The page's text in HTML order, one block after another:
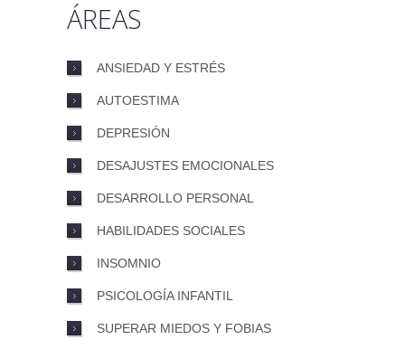
ÁREAS
ANSIEDAD Y ESTRÉS
AUTOESTIMA
DEPRESIÓN
DESAJUSTES EMOCIONALES
DESARROLLO PERSONAL
HABILIDADES SOCIALES
INSOMNIO
PSICOLOGÍA INFANTIL
SUPERAR MIEDOS Y FOBIAS